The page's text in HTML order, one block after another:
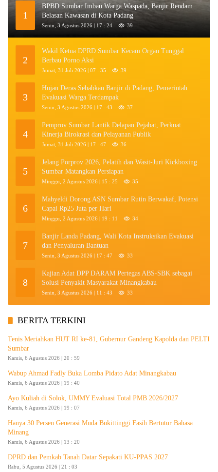
1
BPBD Sumbar Imbau Warga Waspada, Banjir Rendam
Belasan Kawasan di Kota Padang
Senin, 3 Agustus 2026 | 17 : 24 39
2
Wakil Ketua DPRD Sumbar Kecam Organ Tunggal
Berbau Porno Aksi
Jumat, 31 Juli 2026 | 07 : 35 39
3
Hujan Deras Sebabkan Banjir di Padang, Pemerintah
Evakuasi Warga Terdampak
Senin, 3 Agustus 2026 | 17 : 43 37
4
Pemprov Sumbar Lantik Delapan Pejabat, Perkuat
Kinerja Birokrasi dan Pelayanan Publik
Jumat, 31 Juli 2026 | 17 : 47 36
5
Jelang Porprov 2026, Pelatih dan Wasit-Juri Kickboxing
Sumbar Matangkan Persiapan
Minggu, 2 Agustus 2026 | 15 : 25 35
6
Mahyeldi Dorong ASN Sumbar Rutin Berwakaf, Potensi
Capai Rp25 Juta per Hari
Minggu, 2 Agustus 2026 | 19 : 11 34
7
Banjir Landa Padang, Wali Kota Instruksikan Evakuasi
dan Penyaluran Bantuan
Senin, 3 Agustus 2026 | 17 : 47 33
8
Kajian Adat DPP DARAM Pertegas ABS-SBK sebagai
Solusi Penyakit Masyarakat Minangkabau
Senin, 3 Agustus 2026 | 11 : 43 33
BERITA TERKINI
Tenis Meriahkan HUT RI ke-81, Gubernur Gandeng Kapolda dan PELTI
Sumbar
Kamis, 6 Agustus 2026 | 20 : 59
Wabup Ahmad Fadly Buka Lomba Pidato Adat Minangkabau
Kamis, 6 Agustus 2026 | 19 : 40
Ayo Kuliah di Solok, UMMY Evaluasi Total PMB 2026/2027
Kamis, 6 Agustus 2026 | 19 : 07
Hanya 30 Persen Generasi Muda Bukittinggi Fasih Bertutur Bahasa
Minang
Kamis, 6 Agustus 2026 | 13 : 20
DPRD dan Pemkab Tanah Datar Sepakati KU-PPAS 2027
Rabu, 5 Agustus 2026 | 21 : 03